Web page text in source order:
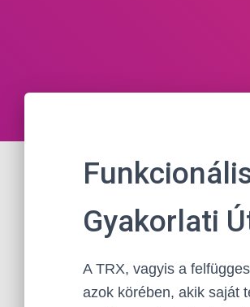
Gyakorlati
A TRX, vagyis a
azok körében, akik saját